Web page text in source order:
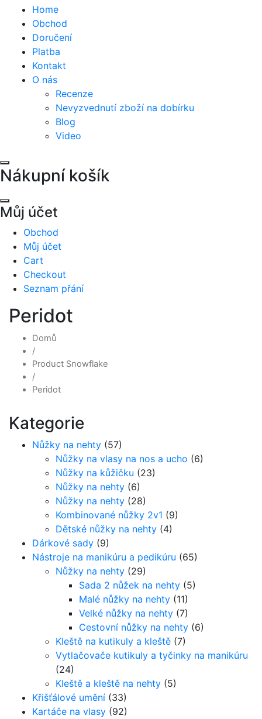
Home
Obchod
Doručení
Platba
Kontakt
O nás
Recenze
Nevyzvednutí zboží na dobírku
Blog
Video
Nákupní košík
Můj účet
Obchod
Můj účet
Cart
Checkout
Seznam přání
Peridot
Domů
/
Product Snowflake
/
Peridot
Kategorie
Nůžky na nehty (57)
Nůžky na vlasy na nos a ucho (6)
Nůžky na kůžičku (23)
Nůžky na nehty (6)
Nůžky na nehty (28)
Kombinované nůžky 2v1 (9)
Dětské nůžky na nehty (4)
Dárkové sady (9)
Nástroje na manikúru a pedikúru (65)
Nůžky na nehty (29)
Sada 2 nůžek na nehty (5)
Malé nůžky na nehty (11)
Velké nůžky na nehty (7)
Cestovní nůžky na nehty (6)
Kleště na kutikuly a kleště (7)
Vytlačovače kutikuly a tyčinky na manikúru
(24)
Kleště a kleště na nehty (5)
Křišťálové umění (33)
Kartáče na vlasy (92)